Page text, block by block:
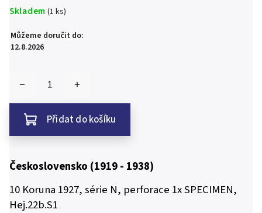
Skladem (1 ks)
Můžeme doručit do:
12.8.2026
Přidat do košíku
Československo (1919 - 1938)
10 Koruna 1927, série N, perforace 1x SPECIMEN,
Hej.22b.S1